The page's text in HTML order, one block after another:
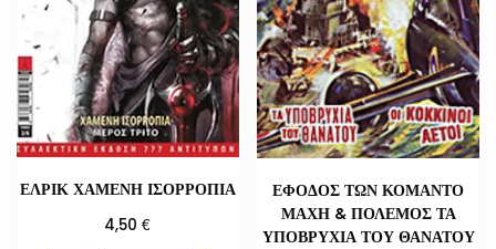
ΕΛΡΙΚ ΧΑΜΕΝΗ ΙΣΟΡΡΟΠΙΑ
4,50€
ΕΦΟΔΟΣ ΤΩΝ ΚΟΜΑΝΤΟ
ΜΑΧΗ & ΠΟΛΕΜΟΣ ΤΑ
ΥΠΟΒΡΥΧΙΑ ΤΟΥ ΘΑΝΑΤΟΥ